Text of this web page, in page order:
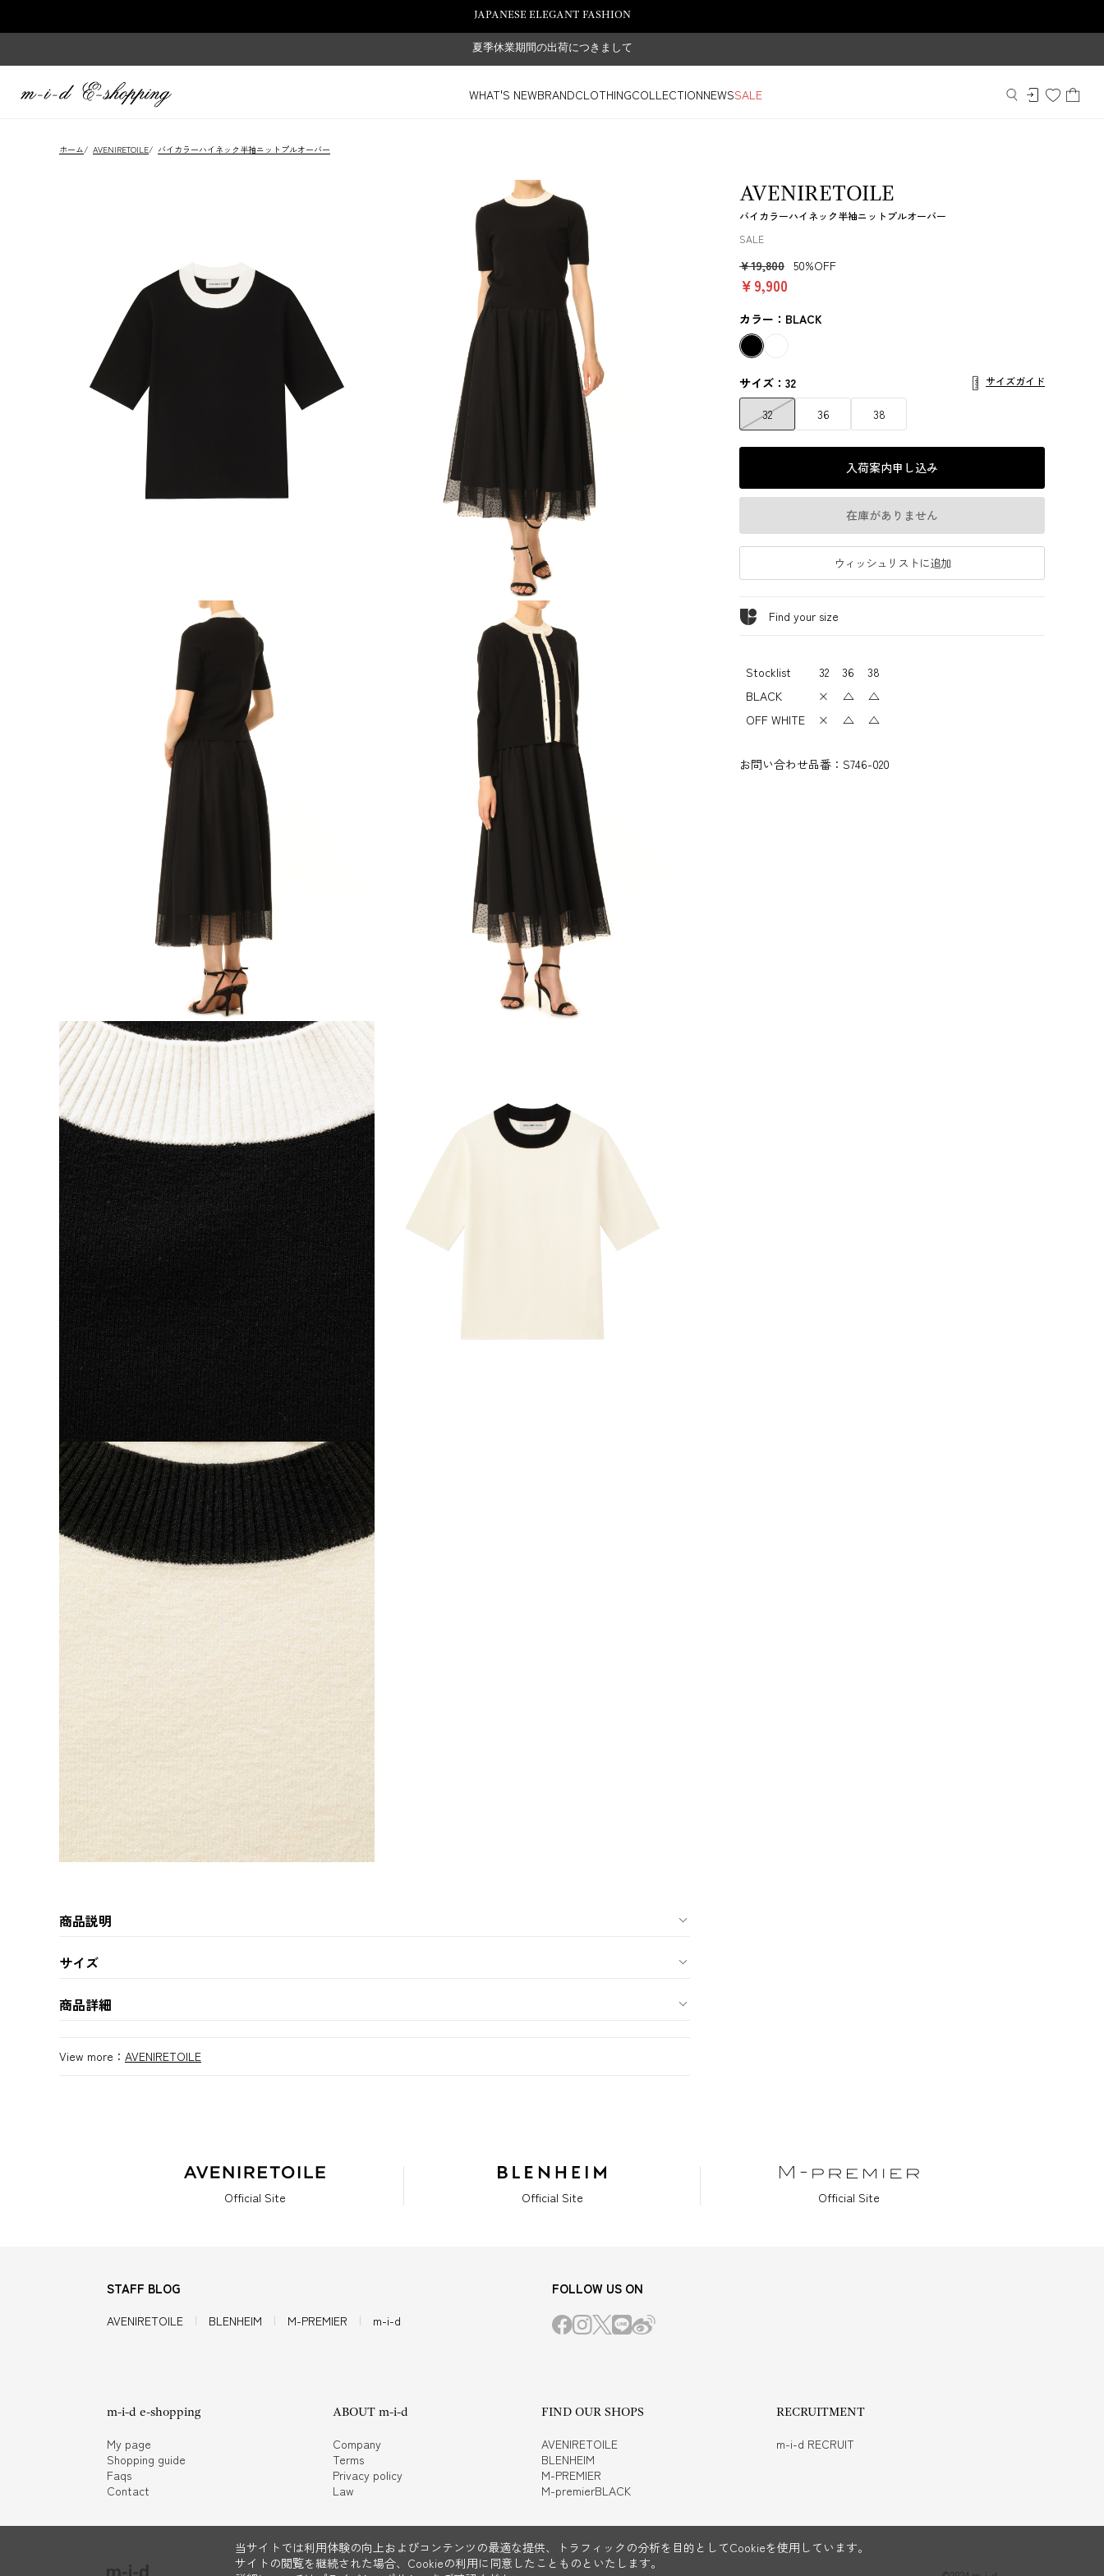
JAPANESE ELEGANT FASHION
夏季休業期間の出荷につきまして
WHAT'S NEWBRANDCLOTHINGCOLLECTIONNEWSSALE
ホーム/ AVENIRETOILE/ バイカラーハイネック半袖ニットプルオーバー
AVENIRETOILE
バイカラーハイネック半袖ニットプルオーバー
SALE
￥19,800 50%OFF
￥9,900
カラー：BLACK
サイズ：32 サイズガイド
32 36 38
入荷案内申し込み
在庫がありません
ウィッシュリストに追加
Find your size
Stocklist 32 36
38
BLACK
× △
△
OFF WHITE
× △ △
お問い合わせ品番： S746-020
商品説明
サイズ
商品詳細
View more： AVENIRETOILE
Official Site Official Site Official Site
STAFF BLOG
AVENIRETOILE BLENHEIM M-PREMIER m-i-d
FOLLOW US ON
m-i-d e-shopping
My page
Shopping guide
Faqs
Contact
ABOUT m-i-d
Company
Terms
Privacy policy
Law
FIND OUR SHOPS
AVENIRETOILE
BLENHEIM
M-PREMIER
M-premierBLACK
RECRUITMENT
m-i-d RECRUIT
当サイトでは利用体験の向上およびコンテンツの最適な提供、トラフィックの分析を目的としてCookieを使用しています。
サイトの閲覧を継続された場合、Cookieの利用に同意したことものといたします。